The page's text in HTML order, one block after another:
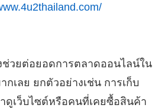
ช่วยต่อยอดการตลาดออนไลน์ใน
กเลย ยกตัวอย่างเช่น การเก็บ
ดูเว็บไซต์หรือคนที่เคยซื้อสินค้า